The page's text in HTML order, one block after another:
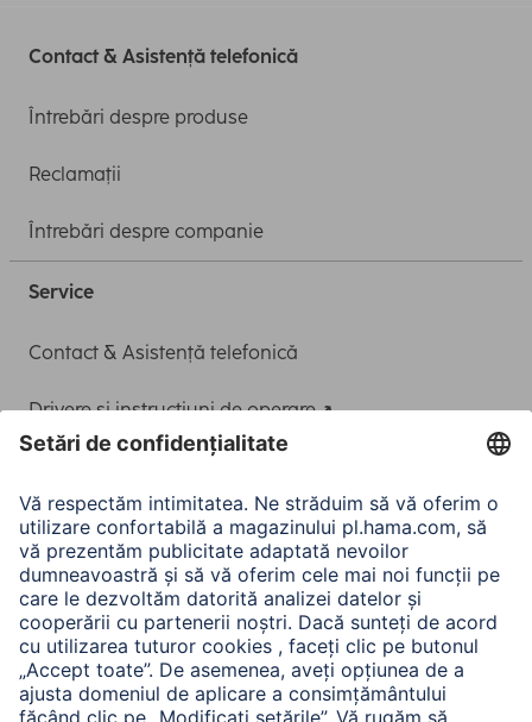
Contact & Asistență telefonică
Întrebări despre produse
Reclamații
Întrebări despre companie
Service
Contact & Asistență telefonică
Drivere și instrucțiuni de operare
A.N.P.C.
A.N.P.C. SAL
Companie
Istoria companiei